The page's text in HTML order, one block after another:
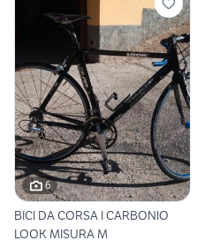
6
BICI DA CORSA I CARBONIO
LOOK MISURA M